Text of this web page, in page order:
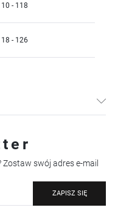
- 118
- 126
swój adres e-mail
ZAPISZ SIĘ